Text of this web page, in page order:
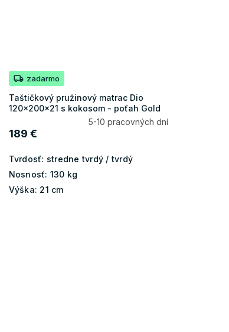
zadarmo
Taštičkový pružinový matrac Dio
120x200x21 s kokosom - poťah Gold
5-10 pracovných dní
189 €
Tvrdosť: stredne tvrdý / tvrdý
Nosnosť: 130 kg
Výška: 21 cm